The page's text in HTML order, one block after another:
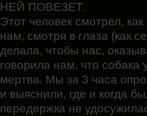
НЕЙ ПОВЕЗЕТ.
Этот человек смотрел,
нам, смотря в глаза (как
делала, чтобы нас,
говорила нам, что собака
мертва. Мы за 3 часа
и выяснили, где и когда
передержка не